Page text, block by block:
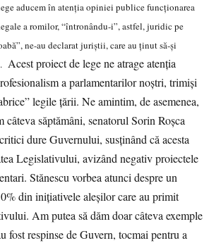
aducem în atenția opiniei publice funcţionarea
a romilor, “întronându-i”, astfel, juridic pe
ne-au declarat juriștii, care au ținut să-și
Acest proiect de lege ne atrage atenția
a parlamentarilor noștri, trimiși
legile țării. Ne amintim, de asemenea,
câteva săptămâni, senatorul Sorin Roșca
dure Guvernului, susținând că acesta
Legislativului, avizând negativ proiectele
Stănescu vorbea atunci despre un
din inițiativele aleşilor care au primit
Am putea să dăm doar câteva exemple
fost respinse de Guvern, tocmai pentru a